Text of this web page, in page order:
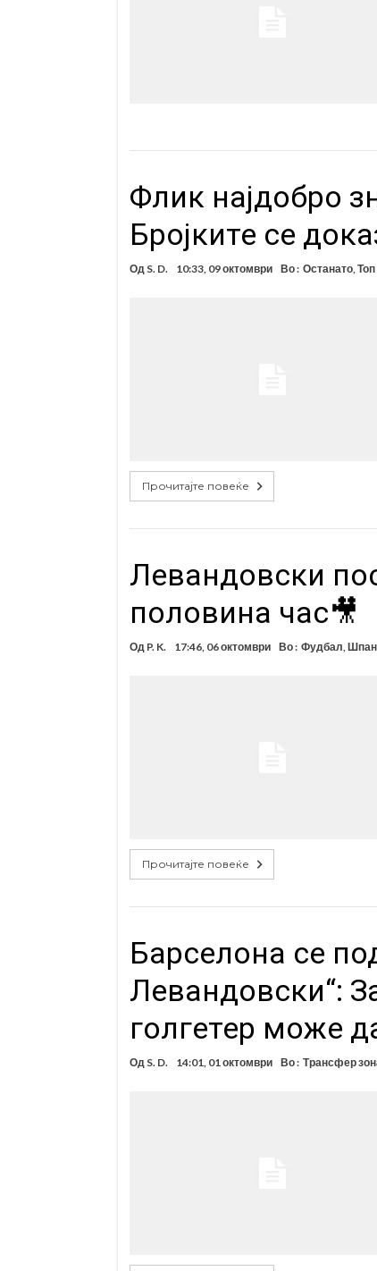
Флик најдобро
Бројките се
Од S. D. 10:33, 09 октомври Во : Останато,
Прочитајте повеќе
Левандовски
половина час🎥
Од P. K. 17:46, 06 октомври Во : Фудбал
Прочитајте повеќе
Барселона се
Левандовски“:
голгетер може
Од S. D. 14:01, 01 октомври Во : Трансфер